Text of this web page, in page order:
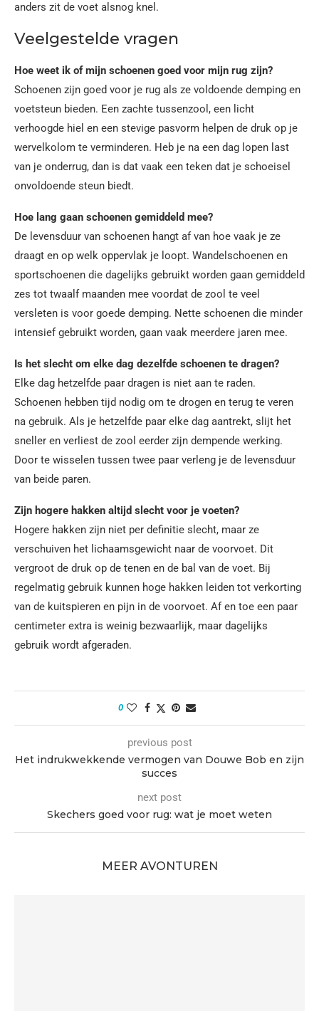
anders zit de voet alsnog knel.
Veelgestelde vragen
Hoe weet ik of mijn schoenen goed voor mijn rug zijn?
Schoenen zijn goed voor je rug als ze voldoende demping en
voetsteun bieden. Een zachte tussenzool, een licht
verhoogde hiel en een stevige pasvorm helpen de druk op je
wervelkolom te verminderen. Heb je na een dag lopen last
van je onderrug, dan is dat vaak een teken dat je schoeisel
onvoldoende steun biedt.
Hoe lang gaan schoenen gemiddeld mee?
De levensduur van schoenen hangt af van hoe vaak je ze
draagt en op welk oppervlak je loopt. Wandelschoenen en
sportschoenen die dagelijks gebruikt worden gaan gemiddeld
zes tot twaalf maanden mee voordat de zool te veel
versleten is voor goede demping. Nette schoenen die minder
intensief gebruikt worden, gaan vaak meerdere jaren mee.
Is het slecht om elke dag dezelfde schoenen te dragen?
Elke dag hetzelfde paar dragen is niet aan te raden.
Schoenen hebben tijd nodig om te drogen en terug te veren
na gebruik. Als je hetzelfde paar elke dag aantrekt, slijt het
sneller en verliest de zool eerder zijn dempende werking.
Door te wisselen tussen twee paar verleng je de levensduur
van beide paren.
Zijn hogere hakken altijd slecht voor je voeten?
Hogere hakken zijn niet per definitie slecht, maar ze
verschuiven het lichaamsgewicht naar de voorvoet. Dit
vergroot de druk op de tenen en de bal van de voet. Bij
regelmatig gebruik kunnen hoge hakken leiden tot verkorting
van de kuitspieren en pijn in de voorvoet. Af en toe een paar
centimeter extra is weinig bezwaarlijk, maar dagelijks
gebruik wordt afgeraden.
0
previous post
Het indrukwekkende vermogen van Douwe Bob en zijn
succes
next post
Skechers goed voor rug: wat je moet weten
MEER AVONTUREN